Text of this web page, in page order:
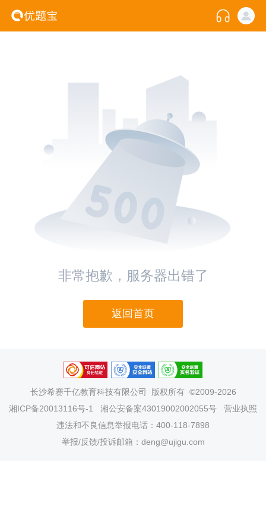
非常抱歉，服务器出错了
返回首页
长沙希赛千亿教育科技有限公司
版权所有 ©2009-2026
湘ICP备20013116号-1
湘公安备案43019002002055号
营业执照
违法和不良信息举报电话：400-118-7898
举报/反馈/投诉邮箱：deng@ujigu.com